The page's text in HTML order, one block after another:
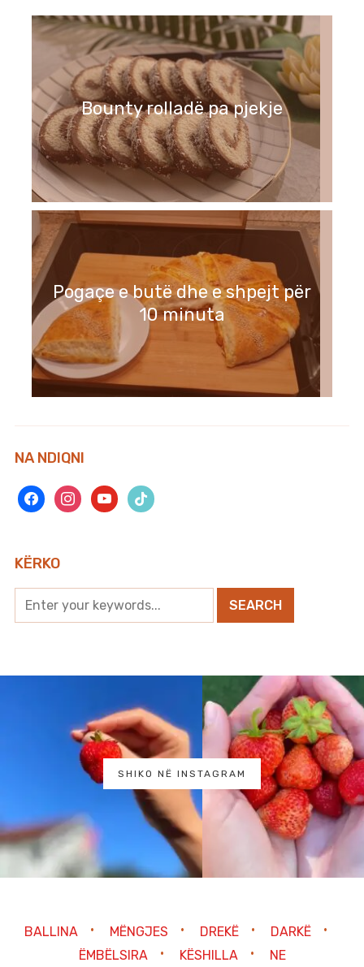
Bounty rolladë pa pjekje
Pogaçe e butë dhe e shpejt për
10 minuta
NA NDIQNI
facebookinstagramyoutubetiktok
KËRKO
SHIKO NË INSTAGRAM
BALLINA MËNGJES DREKË
DARKË
ËMBËLSIRA
KËSHILLA NE